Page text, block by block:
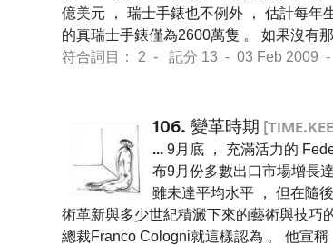
億美元 ， 瑞士手錶也不例外 ， 估計每年
的真瑞士手錶僅為2600萬隻 。 如果沒有
符合詞目： 2 - 記分 13 - 03 Feb 2009
106. 變革時期
... 9月底 ， 充滿活力的
布9月份多數出口市場增長
雖未達平均水平 ， 但在隨
術革新與多少世紀積澱下來的藝術與技巧
總裁Franco Cologni就這樣認為 。 他宣稱